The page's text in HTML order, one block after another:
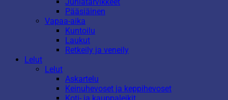
Pääsiäinen
Vapaa-aika
Kuntoilu
Laukut
Retkeily ja veneily
Lelut
Lelut
Askartelu
Keinuhevoset ja keppihevoset